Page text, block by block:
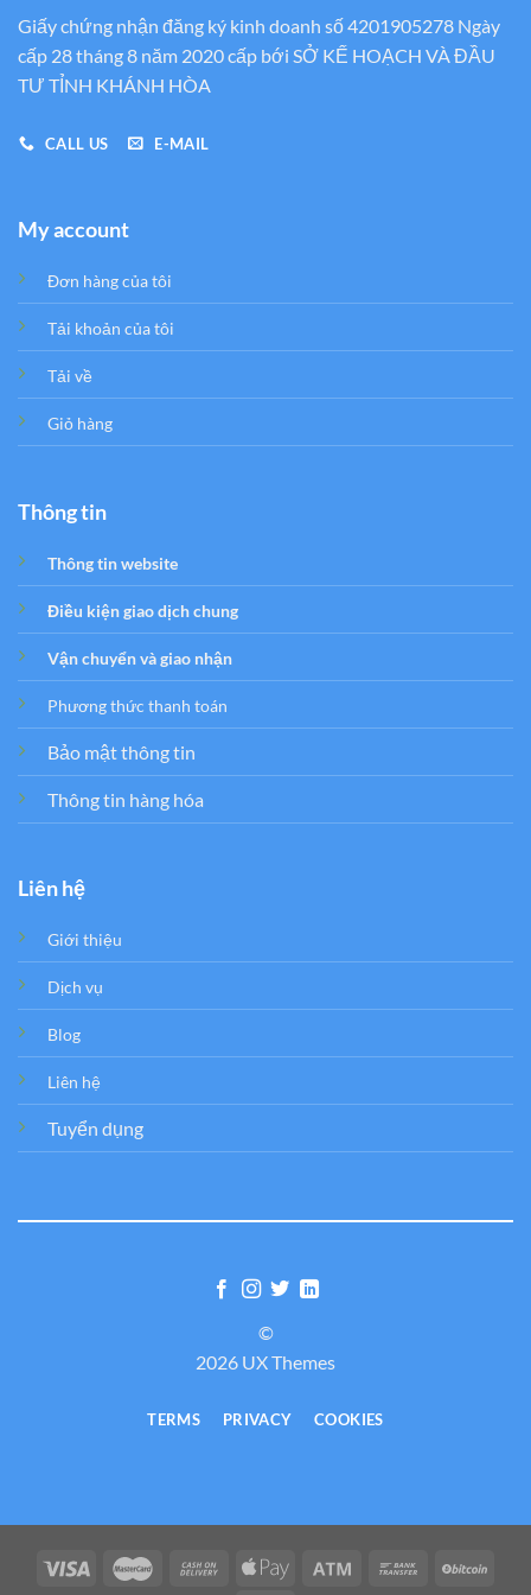
Giấy chứng nhận đăng ký kinh doanh số 4201905278 Ngày
cấp 28 tháng 8 năm 2020 cấp bới SỞ KẾ HOẠCH VÀ ĐẦU
TƯ TỈNH KHÁNH HÒA
CALL US E-MAIL
My account
Đơn hàng của tôi
Tải khoản của tôi
Tải về
Giỏ hàng
Thông tin
Thông tin website
Điều kiện giao dịch chung
Vận chuyển và giao nhận
Phương thức thanh toán
Bảo mật thông tin
Thông tin hàng hóa
Liên hệ
Giới thiệu
Dịch vụ
Blog
Liên hệ
Tuyển dụng
©
2026 UX Themes
TERMS PRIVACY COOKIES